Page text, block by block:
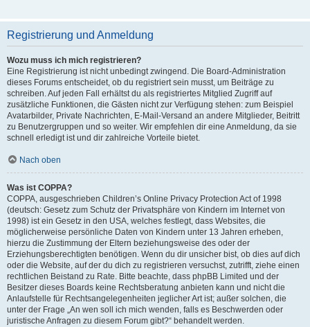
Registrierung und Anmeldung
Wozu muss ich mich registrieren?
Eine Registrierung ist nicht unbedingt zwingend. Die Board-Administration
dieses Forums entscheidet, ob du registriert sein musst, um Beiträge zu
schreiben. Auf jeden Fall erhältst du als registriertes Mitglied Zugriff auf
zusätzliche Funktionen, die Gästen nicht zur Verfügung stehen: zum Beispiel
Avatarbilder, Private Nachrichten, E-Mail-Versand an andere Mitglieder, Beitritt
zu Benutzergruppen und so weiter. Wir empfehlen dir eine Anmeldung, da sie
schnell erledigt ist und dir zahlreiche Vorteile bietet.
Nach oben
Was ist COPPA?
COPPA, ausgeschrieben Children’s Online Privacy Protection Act of 1998
(deutsch: Gesetz zum Schutz der Privatsphäre von Kindern im Internet von
1998) ist ein Gesetz in den USA, welches festlegt, dass Websites, die
möglicherweise persönliche Daten von Kindern unter 13 Jahren erheben,
hierzu die Zustimmung der Eltern beziehungsweise des oder der
Erziehungsberechtigten benötigen. Wenn du dir unsicher bist, ob dies auf dich
oder die Website, auf der du dich zu registrieren versuchst, zutrifft, ziehe einen
rechtlichen Beistand zu Rate. Bitte beachte, dass phpBB Limited und der
Besitzer dieses Boards keine Rechtsberatung anbieten kann und nicht die
Anlaufstelle für Rechtsangelegenheiten jeglicher Art ist; außer solchen, die
unter der Frage „An wen soll ich mich wenden, falls es Beschwerden oder
juristische Anfragen zu diesem Forum gibt?“ behandelt werden.